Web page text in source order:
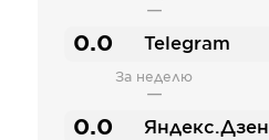
—
0.0 Telegram
За неделю
—
0.0 Яндекс.Дзен